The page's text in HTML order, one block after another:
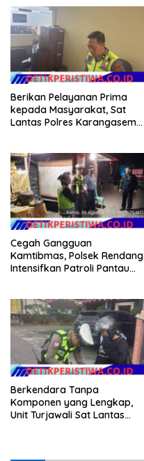
Berikan Pelayanan Prima
kepada Masyarakat, Sat
Lantas Polres Karangasem
Cegah Gangguan
Kamtibmas, Polsek Rendang
Intensifkan Patroli Pantau
Berkendara Tanpa
Komponen yang Lengkap,
Unit Turjawali Sat Lantas